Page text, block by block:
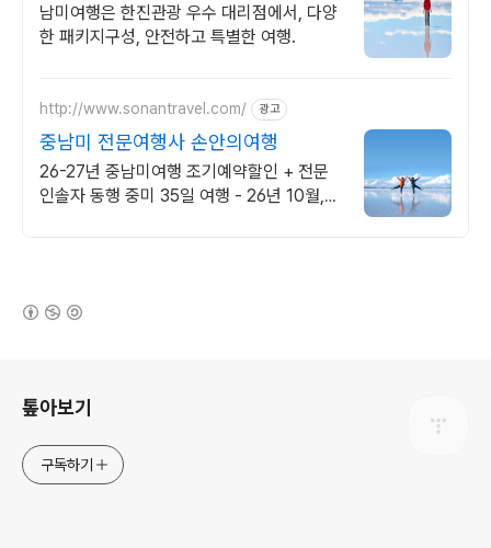
남미여행은 한진관광 우수 대리점에서, 다양
한 패키지구성, 안전하고 특별한 여행.
http://www.sonantravel.com/ 광고
중남미 전문여행사 손안의여행
26-27년 중남미여행 조기예약할인 + 전문
인솔자 동행 중미 35일 여행 - 26년 10월,
톺아보기
구독하기